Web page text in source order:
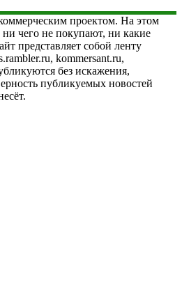
проектом. На этом
чего не покупают, ни какие
представляет собой ленту
kommersant.ru,
без искажения,
публикуемых новостей